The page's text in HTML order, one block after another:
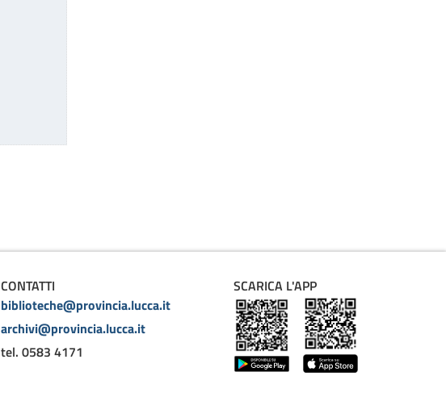
CONTATTI
biblioteche@provincia.lucca.it
archivi@provincia.lucca.it
tel. 0583 4171
SCARICA L'APP